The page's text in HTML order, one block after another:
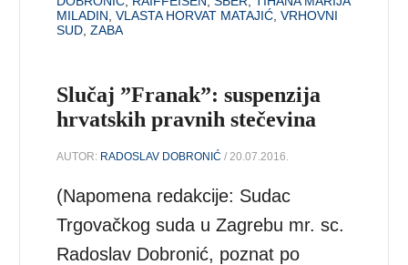
MILADIN ,VLASTA HORVAT MATAJIĆ ,VRHOVNI
SUD ,ZABA
Slučaj ”Franak”: suspenzija
hrvatskih pravnih stečevina
AUTOR: RADOSLAV DOBRONIĆ / 20.07.2016.
(Napomena redakcije: Sudac
Trgovačkog suda u Zagrebu mr. sc.
Radoslav Dobronić, poznat po